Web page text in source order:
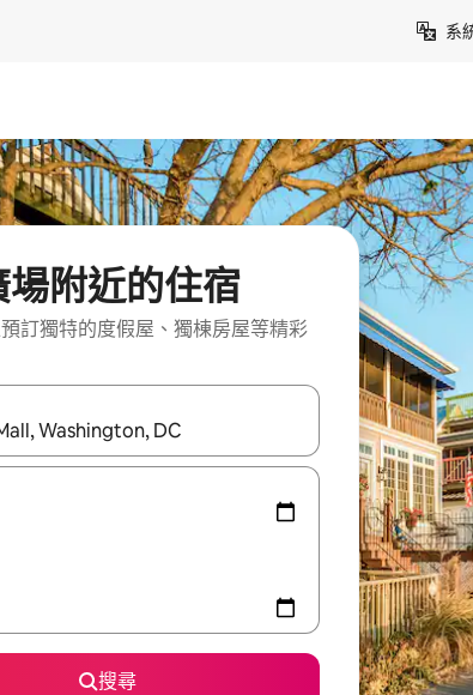
系
場附近的住宿
訂獨特的度假屋、獨棟房屋等精彩
，瀏覽內容時請使用上下箭頭，或輕點、滑動裝置。
搜尋